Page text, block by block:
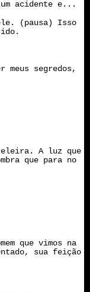
acidente e...
(pausa) Isso
meus segredos,
A luz que
que para no
que vimos na
sua feição